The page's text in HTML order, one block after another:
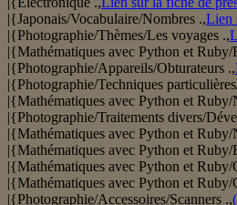
|{Japonais/Vocabulaire/Nombres .,Lien
|{Photographie/Thèmes/Les voyages .,
|{Mathématiques avec Python et Ruby/
|{Photographie/Appareils/Obturateurs .,
|{Photographie/Techniques
|{Mathématiques avec Python et
|{Photographie/Traitements divers/
|{Mathématiques avec Python et
|{Mathématiques avec Python et Ruby/
|{Mathématiques avec Python et
|{Mathématiques avec Python et
|{Photographie/Accessoires/Scanners .,